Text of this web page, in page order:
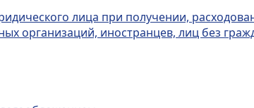
лица при получении,
организаций, иностранцев, лиц без